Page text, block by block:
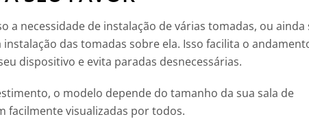
a necessidade de instalação de várias tomadas, ou ainda
das tomadas sobre ela. Isso facilita o
dispositivo e evita paradas desnecessárias.
o modelo depende do tamanho da sua sala de
facilmente visualizadas por todos.